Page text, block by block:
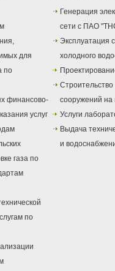
для
по
финансово-
услуг
газа по
по
Генерация
сети с ПАО
Эксплуатация
холодного
сооружений на
Услуги
Выдача
и